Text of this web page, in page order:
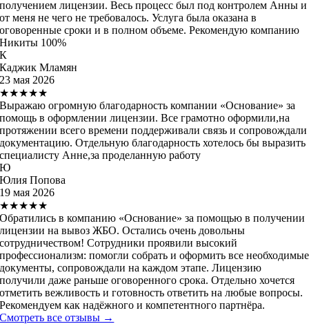
получением лицензии. Весь процесс был под контролем Анны и
от меня не чего не требовалось. Услуга была оказана в
оговоренные сроки и в полном объеме. Рекомендую компанию
Никиты 100%
К
Каджик Мламян
23 мая 2026
★★★★★
Выражаю огромную благодарность компании «Основание» за
помощь в оформлении лицензии. Все грамотно оформили,на
протяжении всего времени поддерживали связь и сопровождали
документацию. Отдельную благодарность хотелось бы выразить
специалисту Анне,за проделанную работу
Ю
Юлия Попова
19 мая 2026
★★★★★
Обратились в компанию «Основание» за помощью в получении
лицензии на вывоз ЖБО. Остались очень довольны
сотрудничеством! Сотрудники проявили высокий
профессионализм: помогли собрать и оформить все необходимые
документы, сопровождали на каждом этапе. Лицензию
получили даже раньше оговоренного срока. Отдельно хочется
отметить вежливость и готовность ответить на любые вопросы.
Рекомендуем как надёжного и компетентного партнёра.
Смотреть все отзывы →